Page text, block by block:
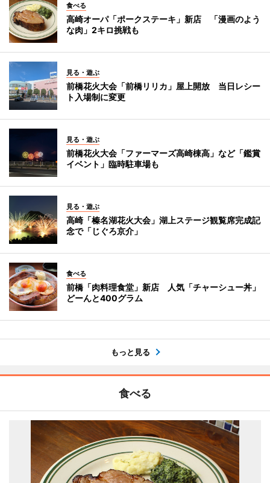
食べる
高崎オーパ「ポークステーキ」新店 「漫画のよう
な肉」2キロ挑戦も
見る・遊ぶ
前橋花火大会「前橋リリカ」屋上開放 当日レシー
ト入場制に変更
見る・遊ぶ
前橋花火大会「ファーマーズ高崎棟高」など「鑑賞
イベント」臨時駐車場も
見る・遊ぶ
高崎「榛名湖花火大会」湖上ステージ観覧席完成記
念で「じぐろ京介」
食べる
前橋「肉料理食堂」新店 人気「チャーシュー丼」
どーんと400グラム
もっと見る
食べる